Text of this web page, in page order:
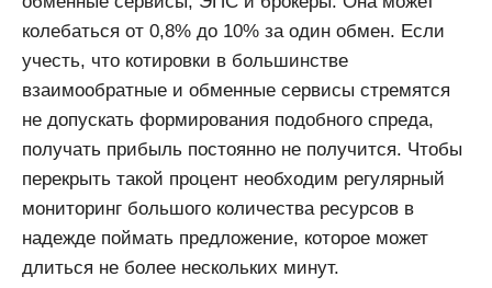
колебаться от 0,8% до 10% за один обмен. Если
учесть, что котировки в большинстве
взаимообратные и обменные сервисы стремятся
не допускать формирования подобного спреда,
получать прибыль постоянно не получится. Чтобы
перекрыть такой процент необходим регулярный
мониторинг большого количества ресурсов в
надежде поймать предложение, которое может
длиться не более нескольких минут.